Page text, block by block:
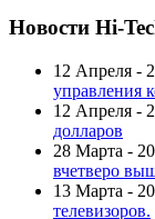
Новости Hi-
12 Апреля -
управления
12 Апреля -
долларов
28 Марта -
вчетверо
13 Марта -
телевизоров.